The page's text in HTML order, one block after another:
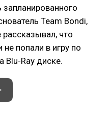
запланированного
Team Bondi,
что
попали в игру по
Blu-Ray диске.